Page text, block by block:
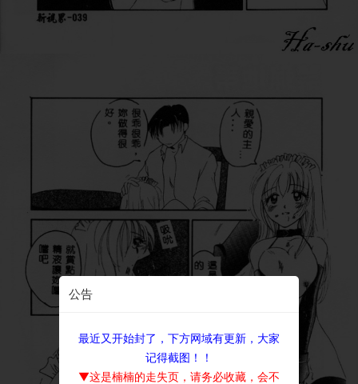
公告
最近又开始封了，下方网域有更新，大家
记得截图！！
▼这是楠楠的走失页，请务必收藏，会不